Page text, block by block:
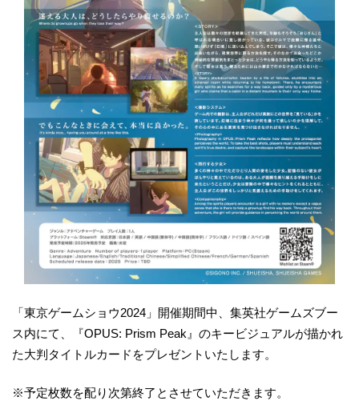
「東京ゲームショウ2024」開催期間中、集英社ゲームズブー
ス内にて、『OPUS: Prism Peak』のキービジュアルが描かれ
た大判タイトルカードをプレゼントいたします。
※予定枚数を配り次第終了とさせていただきます。